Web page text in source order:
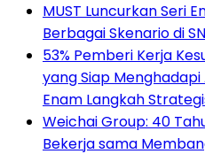
MUST Luncurkan Seri
Berbagai Skenario di
53% Pemberi Kerja
yang Siap Menghadapi
Enam Langkah
Weichai Group: 40
Bekerja sama